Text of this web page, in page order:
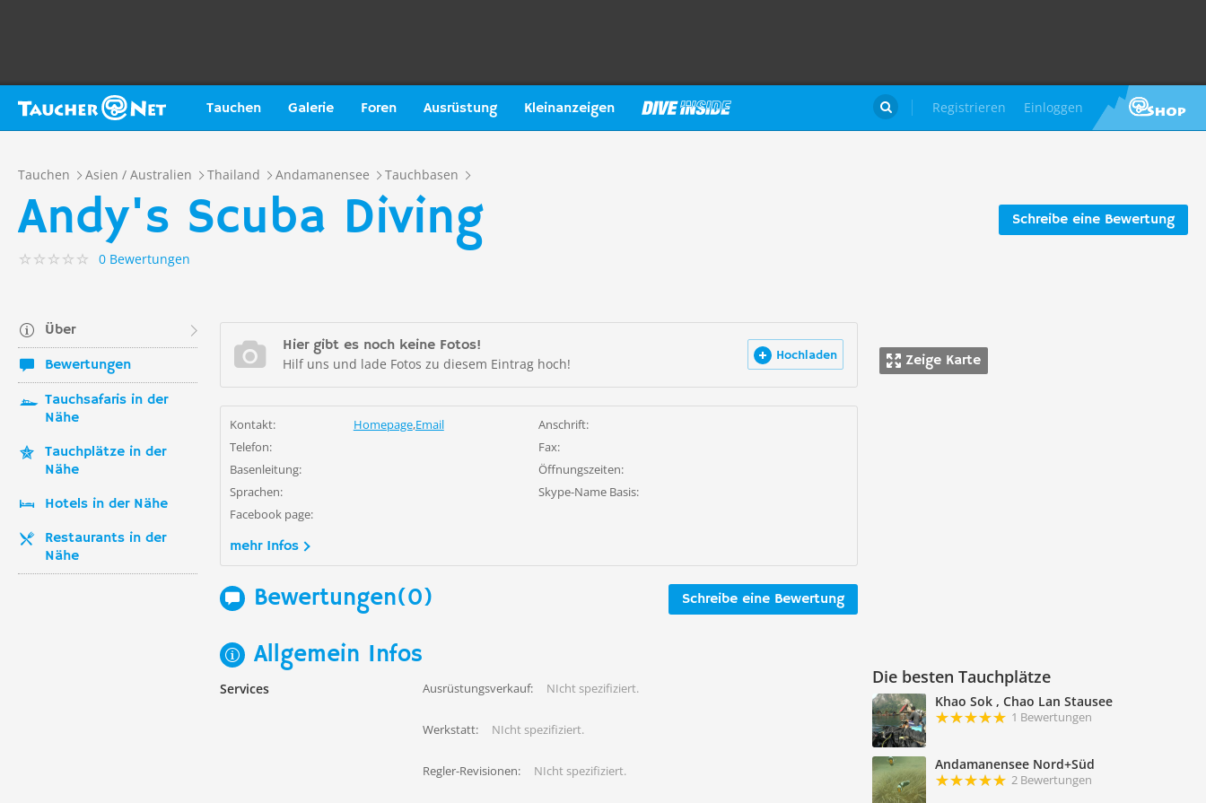
Tauchen Galerie Foren Ausrüstung Kleinanzeigen Registrieren Einloggen

Tauchen Asien / Australien Thailand Andamanensee Tauchbasen
Schreibe eine Bewertung
Andy's Scuba Diving
0 Bewertungen
Über
Bewertungen
Tauchsafaris in der
Nähe
Tauchplätze in der
Nähe
Hotels in der Nähe
Restaurants in der
Nähe
Zeige Karte
Die besten Tauchplätze
Khao Sok , Chao Lan Stausee
1 Bewertungen
Andamanensee Nord+Süd
2 Bewertungen
Hier gibt es noch keine Fotos!
Hilf uns und lade Fotos zu diesem Eintrag hoch! Hochladen
Kontakt: Homepage,Email
Anschrift:
Telefon:
Fax:
Basenleitung:
Öffnungszeiten:
Sprachen:
Skype-Name Basis:
Facebook page:
mehr Infos
Schreibe eine Bewertung
Bewertungen(0)
Allgemein Infos
Services Ausrüstungsverkauf: NIcht spezifiziert.
Werkstatt: NIcht spezifiziert.
Regler-Revisionen: NIcht spezifiziert.